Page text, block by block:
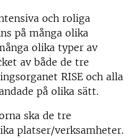
och roliga
på många olika
olika typer av
av både de tre
RISE och alla
på olika sätt.
ska de tre
platser/verksamheter.